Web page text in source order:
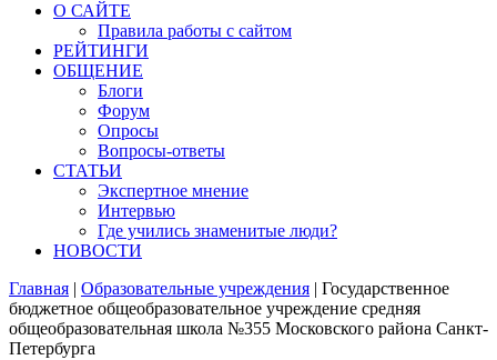
О САЙТЕ
Правила работы с сайтом
РЕЙТИНГИ
ОБЩЕНИЕ
Блоги
Форум
Опросы
Вопросы-ответы
СТАТЬИ
Экспертное мнение
Интервью
Где учились знаменитые люди?
НОВОСТИ
Главная | Образовательные учреждения | Государственное
бюджетное общеобразовательное учреждение средняя
общеобразовательная школа №355 Московского района Санкт-
Петербурга